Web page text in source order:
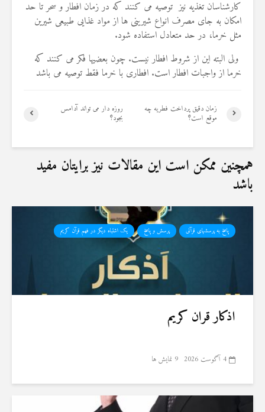
کارشناسان تغذیه نیز توصیه می کنند که در زمان افطار و سحر تا حد
امکان به جای مصرف انواع شیرینی ها از مواد غذایی طبیعی شیرین
مثل خرما، در حد متعادل استفاده شود.
ولی البته این از شروط افطار نیست. چون بعضیها فکر می کنند که
خرما از واجبات افطار است. افطاری با خرما فقط توصیه می باشد
روزه دار می تواند آدامس
بجود؟
زمان دقيق پرداخت فطريه چه
موقع است؟
همچنین ممکن است این مقالات نیز برایتان مفید
باشد
پاسخ به پرسشهای قرآنی پرسش و پاسخ یک اشتباه دیگر در فهم قرآن کریم
اذکار قران کریم
4 آگوست 2026 9 نمایش ها
19 جولای 2026
36 نمایش ها